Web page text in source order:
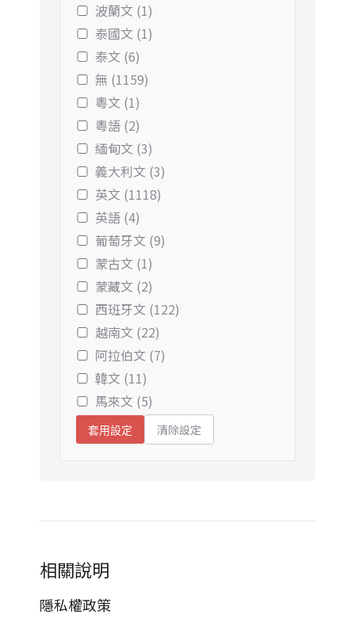
波蘭文 (1)
泰國文 (1)
泰文 (6)
無 (1159)
粵文 (1)
粵語 (2)
緬甸文 (3)
義大利文 (3)
英文 (1118)
英語 (4)
葡萄牙文 (9)
蒙古文 (1)
蒙藏文 (2)
西班牙文 (122)
越南文 (22)
阿拉伯文 (7)
韓文 (11)
馬來文 (5)
套用設定 清除設定
相關說明
隱私權政策